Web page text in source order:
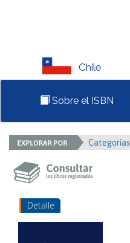
Chile
Sobre el ISBN
Categorías
Detalle